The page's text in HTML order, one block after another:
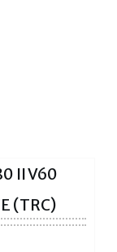
II V60
(TRC)